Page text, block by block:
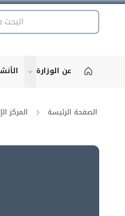
عن الوزارة "More"
الصفحة الرئيسة المركز